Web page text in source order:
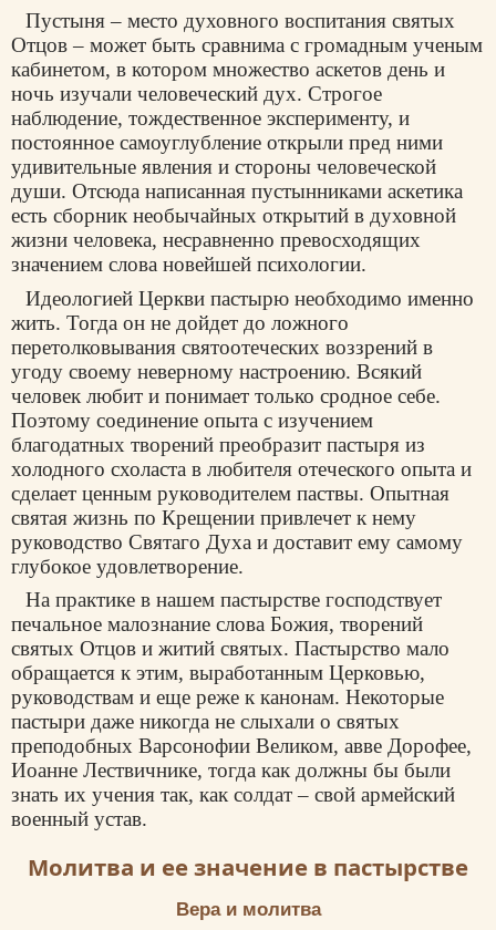
Пустыня – место духовного воспитания святых
Отцов – может быть сравнима с громадным ученым
кабинетом, в котором множество аскетов день и
ночь изучали человеческий дух. Строгое
наблюдение, тождественное эксперименту, и
постоянное самоуглубление открыли пред ними
удивительные явления и стороны человеческой
души. Отсюда написанная пустынниками аскетика
есть сборник необычайных открытий в духовной
жизни человека, несравненно превосходящих
значением слова новейшей психологии.
Идеологией Церкви пастырю необходимо именно
жить. Тогда он не дойдет до ложного
перетолковывания святоотеческих воззрений в
угоду своему неверному настроению. Всякий
человек любит и понимает только сродное себе.
Поэтому соединение опыта с изучением
благодатных творений преобразит пастыря из
холодного схоласта в любителя отеческого опыта и
сделает ценным руководителем паствы. Опытная
святая жизнь по Крещении привлечет к нему
руководство Святаго Духа и доставит ему самому
глубокое удовлетворение.
На практике в нашем пастырстве господствует
печальное малознание слова Божия, творений
святых Отцов и житий святых. Пастырство мало
обращается к этим, выработанным Церковью,
руководствам и еще реже к канонам. Некоторые
пастыри даже никогда не слыхали о святых
преподобных Варсонофии Великом, авве Дорофее,
Иоанне Лествичнике, тогда как должны бы были
знать их учения так, как солдат – свой армейский
военный устав.
Молитва и ее значение в пастырстве
Вера и молитва